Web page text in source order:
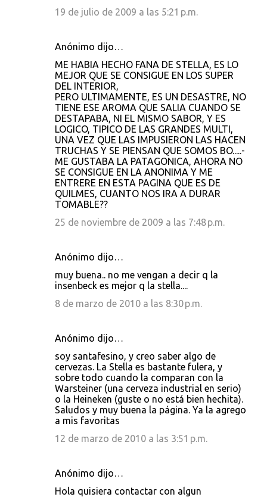
19 de julio de 2009 a las 5:21 p.m.
Anónimo dijo…
ME HABIA HECHO FANA DE STELLA, ES LO
MEJOR QUE SE CONSIGUE EN LOS SUPER
DEL INTERIOR,
PERO ULTIMAMENTE, ES UN DESASTRE, NO
TIENE ESE AROMA QUE SALIA CUANDO SE
DESTAPABA, NI EL MISMO SABOR, Y ES
LOGICO, TIPICO DE LAS GRANDES MULTI,
UNA VEZ QUE LAS IMPUSIERON LAS HACEN
TRUCHAS Y SE PIENSAN QUE SOMOS BO.....-
ME GUSTABA LA PATAGONICA, AHORA NO
SE CONSIGUE EN LA ANONIMA Y ME
ENTRERE EN ESTA PAGINA QUE ES DE
QUILMES, CUANTO NOS IRA A DURAR
TOMABLE??
25 de noviembre de 2009 a las 7:48 p.m.
Anónimo dijo…
muy buena.. no me vengan a decir q la
insenbeck es mejor q la stella....
8 de marzo de 2010 a las 8:30 p.m.
Anónimo dijo…
soy santafesino, y creo saber algo de
cervezas. La Stella es bastante fulera, y
sobre todo cuando la comparan con la
Warsteiner (una cerveza industrial en serio)
o la Heineken (guste o no está bien hechita).
Saludos y muy buena la página. Ya la agrego
a mis favoritas
12 de marzo de 2010 a las 3:51 p.m.
Anónimo dijo…
Hola quisiera contactar con algun